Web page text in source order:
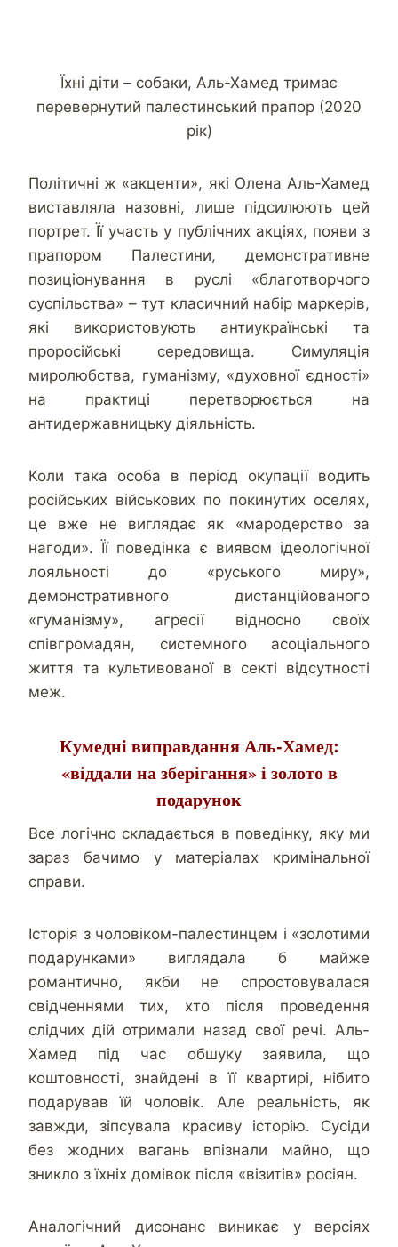
Їхні діти – собаки, Аль-Хамед тримає
перевернутий палестинський прапор (2020
рік)
Політичні ж «акценти», які Олена Аль-Хамед
виставляла назовні, лише підсилюють цей
портрет. Її участь у публічних акціях, появи з
прапором Палестини, демонстративне
позиціонування в руслі «благотворчого
суспільства» – тут класичний набір маркерів,
які використовують антиукраїнські та
проросійські середовища. Симуляція
миролюбства, гуманізму, «духовної єдності»
на практиці перетворюється на
антидержавницьку діяльність.
Коли така особа в період окупації водить
російських військових по покинутих оселях,
це вже не виглядає як «мародерство за
нагоди». Її поведінка є виявом ідеологічної
лояльності до «руського миру»,
демонстративного дистанційованого
«гуманізму», агресії відносно своїх
співгромадян, системного асоціального
життя та культивованої в секті відсутності
меж.
Кумедні виправдання Аль-Хамед:
«віддали на зберігання» і золото в
подарунок
Все логічно складається в поведінку, яку ми
зараз бачимо у матеріалах кримінальної
справи.
Історія з чоловіком-палестинцем і «золотими
подарунками» виглядала б майже
романтично, якби не спростовувалася
свідченнями тих, хто після проведення
слідчих дій отримали назад свої речі. Аль-
Хамед під час обшуку заявила, що
коштовності, знайдені в її квартирі, нібито
подарував їй чоловік. Але реальність, як
завжди, зіпсувала красиву історію. Сусіди
без жодних вагань впізнали майно, що
зникло з їхніх домівок після «візитів» росіян.
Аналогічний дисонанс виникає у версіях